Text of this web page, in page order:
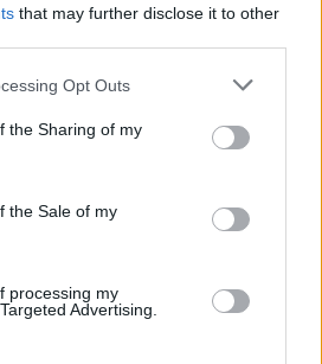
that may further disclose it to other
Opt Outs
the Sharing of my
the Sale of my
processing my
Advertising.
Kriminalai
Informacija apie Rusijoje
už šnipinėjimą nuteistą
yra žinoma